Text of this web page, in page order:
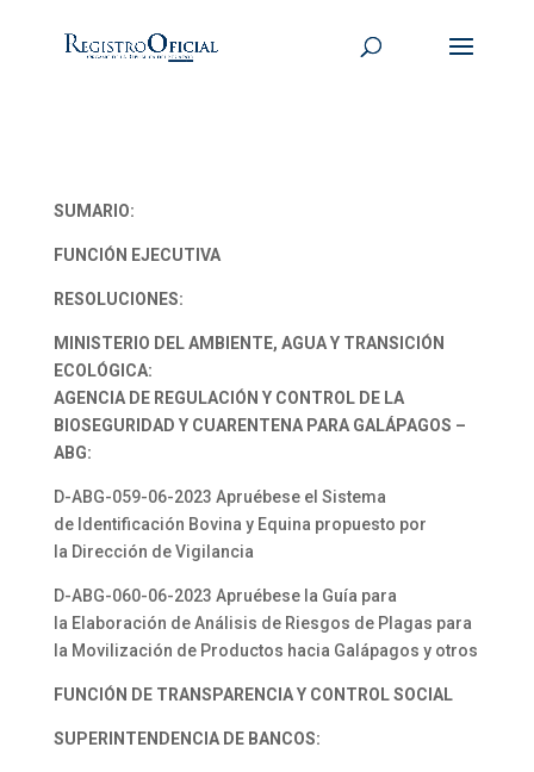
SUMARIO:
FUNCIÓN EJECUTIVA
RESOLUCIONES:
MINISTERIO DEL AMBIENTE, AGUA Y TRANSICIÓN
ECOLÓGICA:
AGENCIA DE REGULACIÓN Y CONTROL DE LA
BIOSEGURIDAD Y CUARENTENA PARA GALÁPAGOS –
ABG:
D-ABG-059-06-2023 Apruébese el Sistema
de Identificación Bovina y Equina propuesto por
la Dirección de Vigilancia
D-ABG-060-06-2023 Apruébese la Guía para
la Elaboración de Análisis de Riesgos de Plagas para
la Movilización de Productos hacia Galápagos y otros
FUNCIÓN DE TRANSPARENCIA Y CONTROL SOCIAL
SUPERINTENDENCIA DE BANCOS: